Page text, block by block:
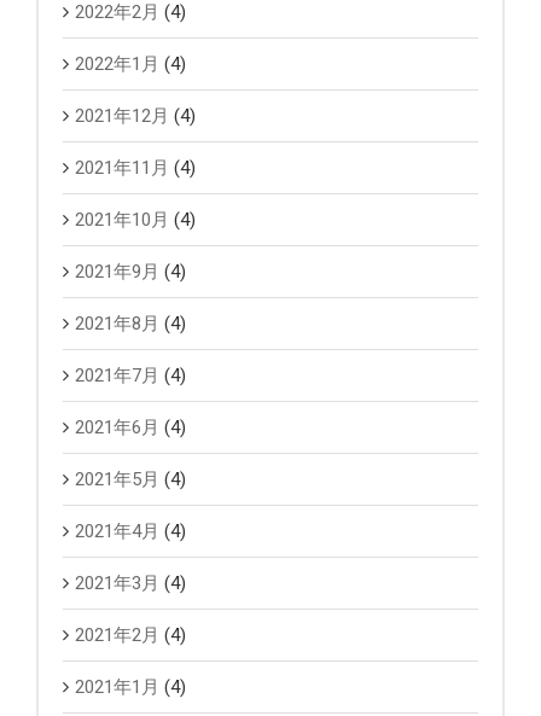
2022年2月 (4)
2022年1月 (4)
2021年12月 (4)
2021年11月 (4)
2021年10月 (4)
2021年9月 (4)
2021年8月 (4)
2021年7月 (4)
2021年6月 (4)
2021年5月 (4)
2021年4月 (4)
2021年3月 (4)
2021年2月 (4)
2021年1月 (4)